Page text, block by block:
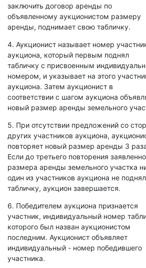
заключить договор аренды по
объявленному аукционистом размеру
аренды, поднимает свою табличку.
4. Аукционист называет номер
аукциона, который первым поднял
табличку с присвоенным
номером, и указывает на этого
аукциона. Затем аукционист в
соответствии с шагом аукциона
новый размер аренды земельного
5. При отсутствии предложений со
других участников аукциона,
повторяет новый размер аренды 3
Если до третьего повторения
размера аренды земельного участка
один из участников аукциона не поднял
табличку, аукцион завершается.
6. Победителем аукциона признается
участник, индивидуальный номер
которого был назван аукционистом
последним. Аукционист объявляет
индивидуальный - номер победившего
участника.